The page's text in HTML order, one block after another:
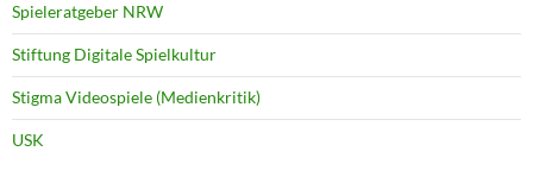
Spieleratgeber NRW
Stiftung Digitale Spielkultur
Stigma Videospiele (Medienkritik)
USK